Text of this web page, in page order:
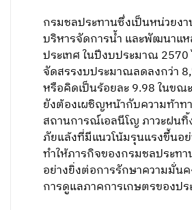
กรมชลประทานซึ่งเป็นหน่วยง
บริหารจัดการน้ำ และพัฒนาแ
ประเทศ ในปีงบประมาณ 2570
จัดสรรงบประมาณลดลงกว่า
หรือคิดเป็นร้อยละ 9.98 ในขณ
ยังต้องเผชิญหน้ากับความท้าท
สถานการณ์เอลนีโญ ภาวะฝนทิ้
ภัยแล้งที่มีแนวโน้มรุนแรงขึ้นอ
ทำให้ภารกิจของกรมชลประท
อย่างยิ่งต่อการรักษาความมั่น
การดูแลภาคการเกษตรของปร